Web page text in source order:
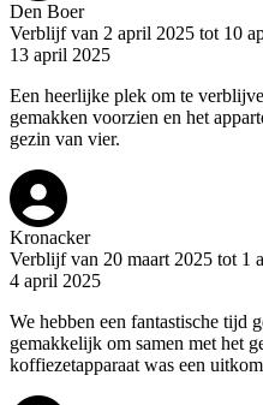
Den Boer
Verblijf van 2 april 2025 tot 10
13 april 2025
Een heerlijke plek om te
gemakken voorzien en het
gezin van vier.
Kronacker
Verblijf van 20 maart 2025 tot 1
4 april 2025
We hebben een fantastische tijd
gemakkelijk om samen met het
koffiezetapparaat was een